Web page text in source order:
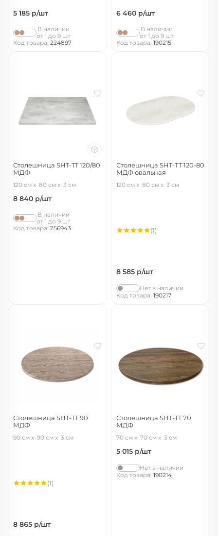
5 185 р/шт
В наличии
от 1 до 9 шт
Код товара: 224897
6 460 р/шт
В наличии
от 1 до 9 шт
Код товара: 190215
Столешница SHT-TT 120/80
МДФ
120 см 80 см 3 см
8 840 р/шт
В наличии
от 1 до 9 шт
Код товара: 256943
Столешница SHT-ТT 120-80
МДФ овальная
120 см 80 см 3 см
8 585 р/шт
(1)
Нет в наличии
Код товара: 190217
Столешница SHT-TT 90
МДФ
90 см 90 см 3 см
8 865 р/шт
(1)
Столешница SHT-TT 70
МДФ
70 см 70 см 3 см
5 015 р/шт
Нет в наличии
Код товара: 190214